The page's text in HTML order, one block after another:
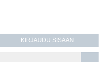
KIRJAUDU SISÄÄN